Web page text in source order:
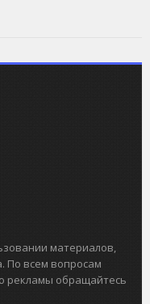
материалов,
По всем вопросам
рекламы обращайтесь